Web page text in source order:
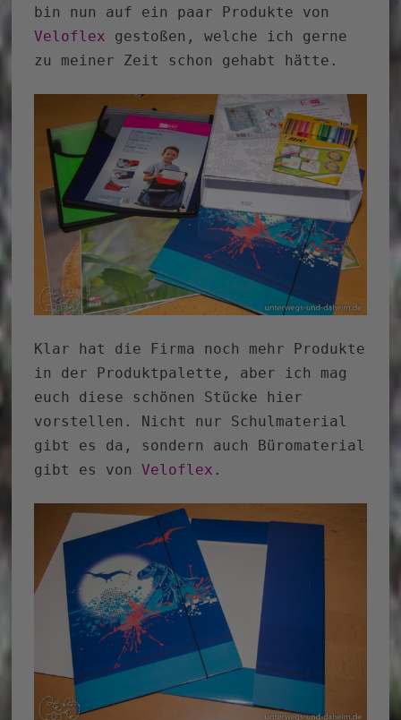
bin nun auf ein paar Produkte von
Veloflex gestoßen, welche ich gerne
zu meiner Zeit schon gehabt hätte.
Klar hat die Firma noch mehr Produkte
in der Produktpalette, aber ich mag
euch diese schönen Stücke hier
vorstellen. Nicht nur Schulmaterial
gibt es da, sondern auch Büromaterial
gibt es vonVeloflex .